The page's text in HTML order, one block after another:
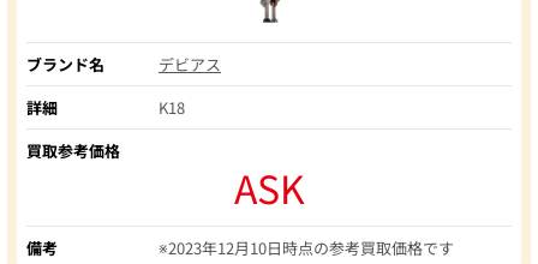
ブランド名
デビアス
詳細
K18
買取参考価格
ASK
備考 ※2023年12月10日時点の参考買取価格です